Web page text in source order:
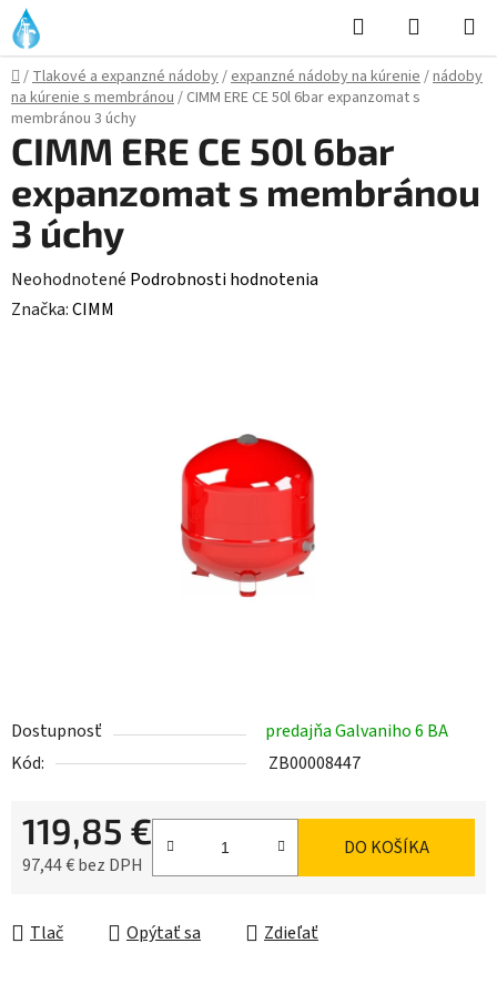
Prejsť
na
obsah
Hľadať
KOŠÍK
Domov
/Tlakové a expanzné nádoby/expanzné nádoby na kúrenie/nádoby
na kúrenie s membránou/ CIMM ERE CE 50l 6bar expanzomat s
membránou 3 úchy
Dostupnosť
predajňa Galvaniho 6 BA
Kód:
ZB00008447
119,85 €
97,44 € bez DPH
DO KOŠÍKA
Tlač Opýtať sa Zdieľať
CIMM ERE CE 50l 6bar
expanzomat s membránou
3 úchy
Priemerné
hodnotenie
Neohodnotené Podrobnosti hodnotenia
Značka:CIMM